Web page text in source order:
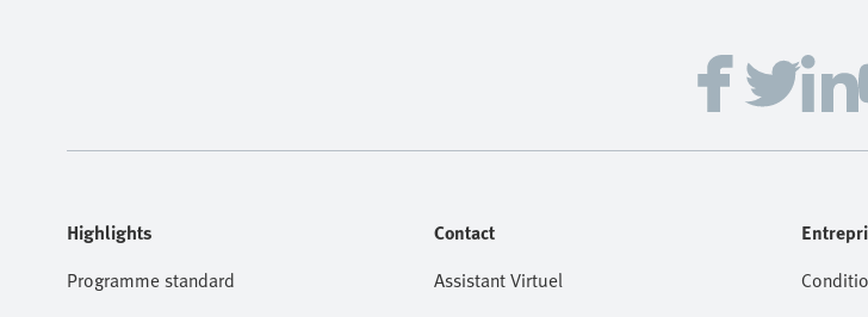
Highlights
Programme standard
Contact
Assistant Virtuel